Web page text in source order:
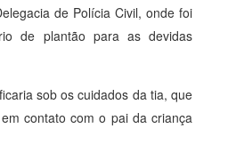
de Polícia Civil, onde foi
de plantão para as devidas
sob os cuidados da tia, que
contato com o pai da criança